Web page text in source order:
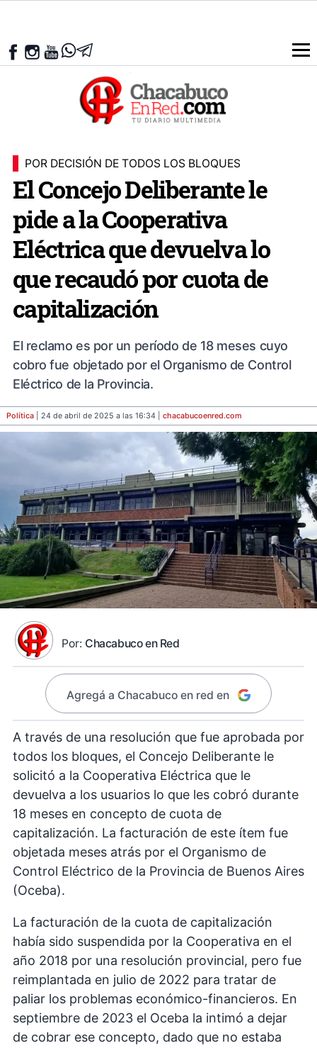
POR DECISIÓN DE TODOS LOS BLOQUES
El Concejo Deliberante le
pide a la Cooperativa
Eléctrica que devuelva lo
que recaudó por cuota de
capitalización
El reclamo es por un período de 18 meses cuyo
cobro fue objetado por el Organismo de Control
Eléctrico de la Provincia.
Política | 24 de abril de 2025 a las 16:34 | chacabucoenred.com
Por: Chacabuco en Red
Agregá a Chacabuco en red en
A través de una resolución que fue aprobada por
todos los bloques, el Concejo Deliberante le
solicitó a la Cooperativa Eléctrica que le
devuelva a los usuarios lo que les cobró durante
18 meses en concepto de cuota de
capitalización. La facturación de este ítem fue
objetada meses atrás por el Organismo de
Control Eléctrico de la Provincia de Buenos Aires
(Oceba).
La facturación de la cuota de capitalización
había sido suspendida por la Cooperativa en el
año 2018 por una resolución provincial, pero fue
reimplantada en julio de 2022 para tratar de
paliar los problemas económico-financieros. En
septiembre de 2023 el Oceba la intimó a dejar
de cobrar ese concepto, dado que no estaba